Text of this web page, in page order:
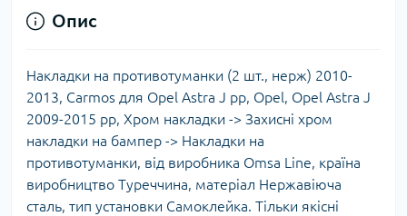
Опис
Накладки на противотуманки (2 шт., нерж) 2010-
2013, Carmos для Opel Astra J рр, Opel, Opel Astra J
2009-2015 рр, Хром накладки -> Захисні хром
накладки на бампер -> Накладки на
противотуманки, від виробника Omsa Line, країна
виробництво Туреччина, матеріал Нержавіюча
сталь, тип установки Самоклейка. Тільки якісні